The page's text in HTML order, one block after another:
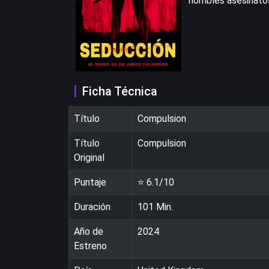
Ficha Técnica
Título Compulsion
Título
Original
Compulsion
Puntaje ⭐ 6.1/10
Duración 101 Min.
Año de
Estreno
2024